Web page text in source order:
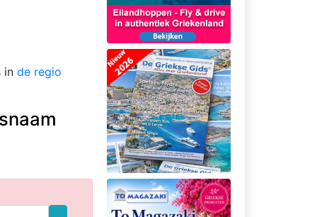
in de regio